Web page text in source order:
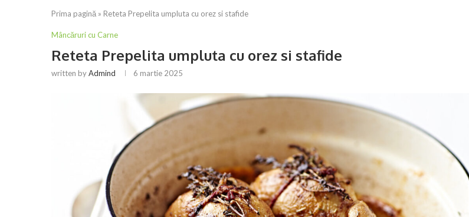
Prima pagină » Reteta Prepelita umpluta cu orez si stafide
Mâncăruri cu Carne
Reteta Prepelita umpluta cu orez si stafide
written byAdmind 6 martie 2025